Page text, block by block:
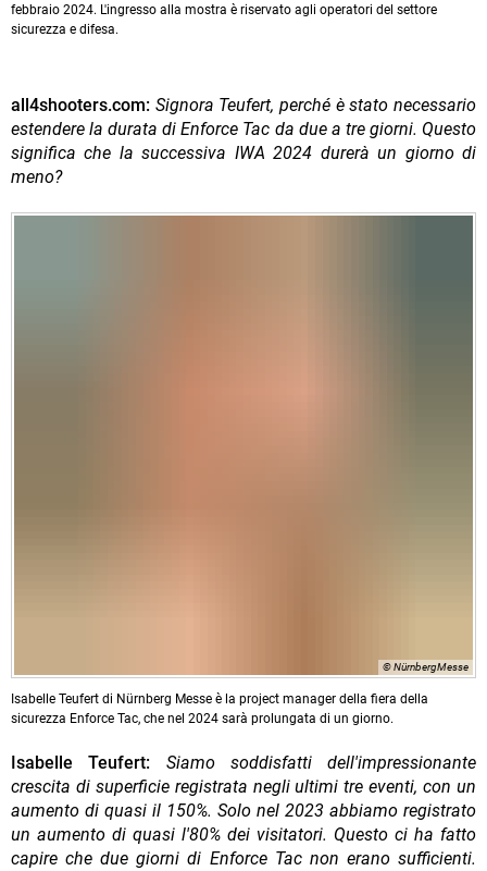
febbraio 2024. L'ingresso alla mostra è riservato agli operatori del settore
sicurezza e difesa.
all4shooters.com: Signora Teufert, perché è stato necessario
estendere la durata di Enforce Tac da due a tre giorni. Questo
significa che la successiva IWA 2024 durerà un giorno di
meno?
© NürnbergMesse
Isabelle Teufert di Nürnberg Messe è la project manager della fiera della
sicurezza Enforce Tac, che nel 2024 sarà prolungata di un giorno.
Isabelle Teufert:
Siamo soddisfatti dell'impressionante
crescita di superficie registrata negli ultimi tre eventi, con un
aumento di quasi il 150%. Solo nel 2023 abbiamo registrato
un aumento di quasi l'80% dei visitatori. Questo ci ha fatto
capire che due giorni di Enforce Tac non erano sufficienti.